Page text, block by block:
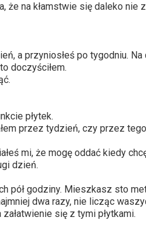
że na kłamstwie się daleko nie
a przyniosłeś po tygodniu.
doczyściłem.
płytek.
przez tydzień, czy przez
mi, że mogę oddać kiedy
dzień.
pół godziny. Mieszkasz sto
dwa razy, nie licząc
się z tymi płytkami.